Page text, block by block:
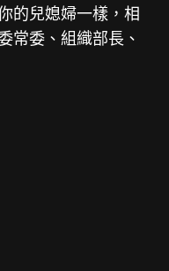
的兒媳婦一樣，相
常委、組織部長、